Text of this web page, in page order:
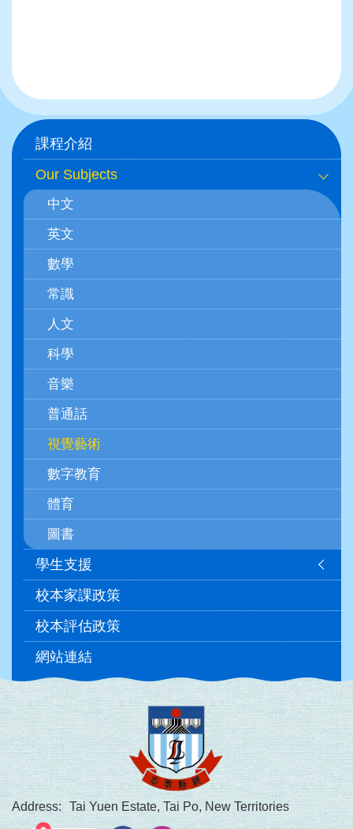
Main
navigation
(學
科)
課程介紹
Our Subjects
中文
英文
數學
常識
人文
科學
音樂
普通話
視覺藝術
數字教育
體育
圖書
學生支援
校本家課政策
校本評估政策
網站連結
Address: Tai Yuen Estate, Tai Po, New Territories